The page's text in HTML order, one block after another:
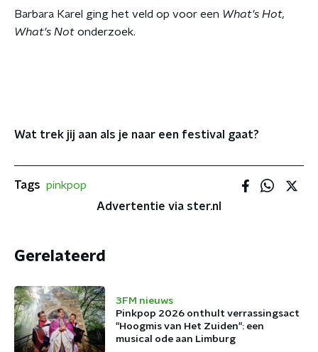
Barbara Karel ging het veld op voor een What's Hot,
What's Not onderzoek.
Wat trek jij aan als je naar een festival gaat?
Tags pinkpop
Advertentie via ster.nl
Gerelateerd
3FM nieuws
Pinkpop 2026 onthult verrassingsact
"Hoogmis van Het Zuiden": een
musical ode aan Limburg